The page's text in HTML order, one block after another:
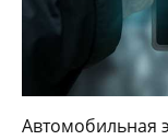
Автомобильная